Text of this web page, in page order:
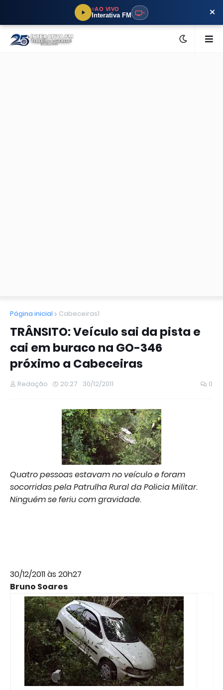
AO VIVO
Interativa FM ×
Página inicial Cabeceiras1
TRÂNSITO: Veículo sai da pista e
cai em buraco na GO-346
próximo a Cabeceiras
Redação 20:27 30/12/2011 0
Quatro pessoas estavam no veículo e foram
socorridas pela Patrulha Rural da Policia Militar.
Ninguém se feriu com gravidade.
30/12/2011 às 20h27
Bruno Soares